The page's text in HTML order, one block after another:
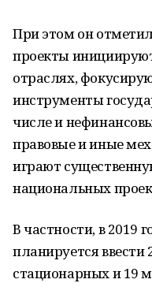
При этом он
проекты
отраслях,
инструменты
числе и
правовые и иные
играют
национальных
В частности, в 2019
планируется ввести
стационарных и 19